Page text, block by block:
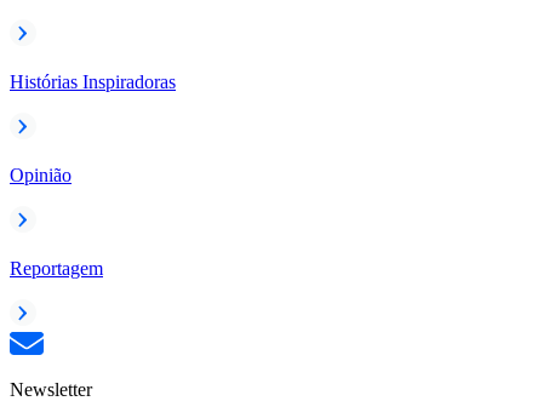
Histórias Inspiradoras
Opinião
Reportagem
Newsletter